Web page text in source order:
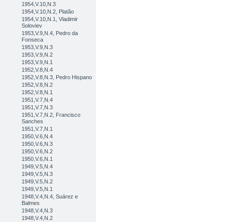
1954,V.10,N.3
1954,V.10,N.2, Platão
1954,V.10,N.1, Vladimir
Soloviev
1953,V.9,N.4, Pedro da
Fonseca
1953,V.9,N.3
1953,V.9,N.2
1953,V.9,N.1
1952,V.8,N.4
1952,V.8,N.3, Pedro Hispano
1952,V.8,N.2
1952,V.8,N.1
1951,V.7,N.4
1951,V.7,N.3
1951,V.7,N.2, Francisco
Sanches
1951,V.7,N.1
1950,V.6,N.4
1950,V.6,N.3
1950,V.6,N.2
1950,V.6,N.1
1949,V.5,N.4
1949,V.5,N.3
1949,V.5,N.2
1949,V.5,N.1
1948,V.4,N.4, Suárez e
Balmes
1948,V.4,N.3
1948,V.4,N.2